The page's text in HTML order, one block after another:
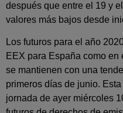
después que entre el 19 y
valores más bajos desde
Los futuros para el año
EEX para España como en
se mantienen con una
primeros días de junio.
jornada de ayer miércoles